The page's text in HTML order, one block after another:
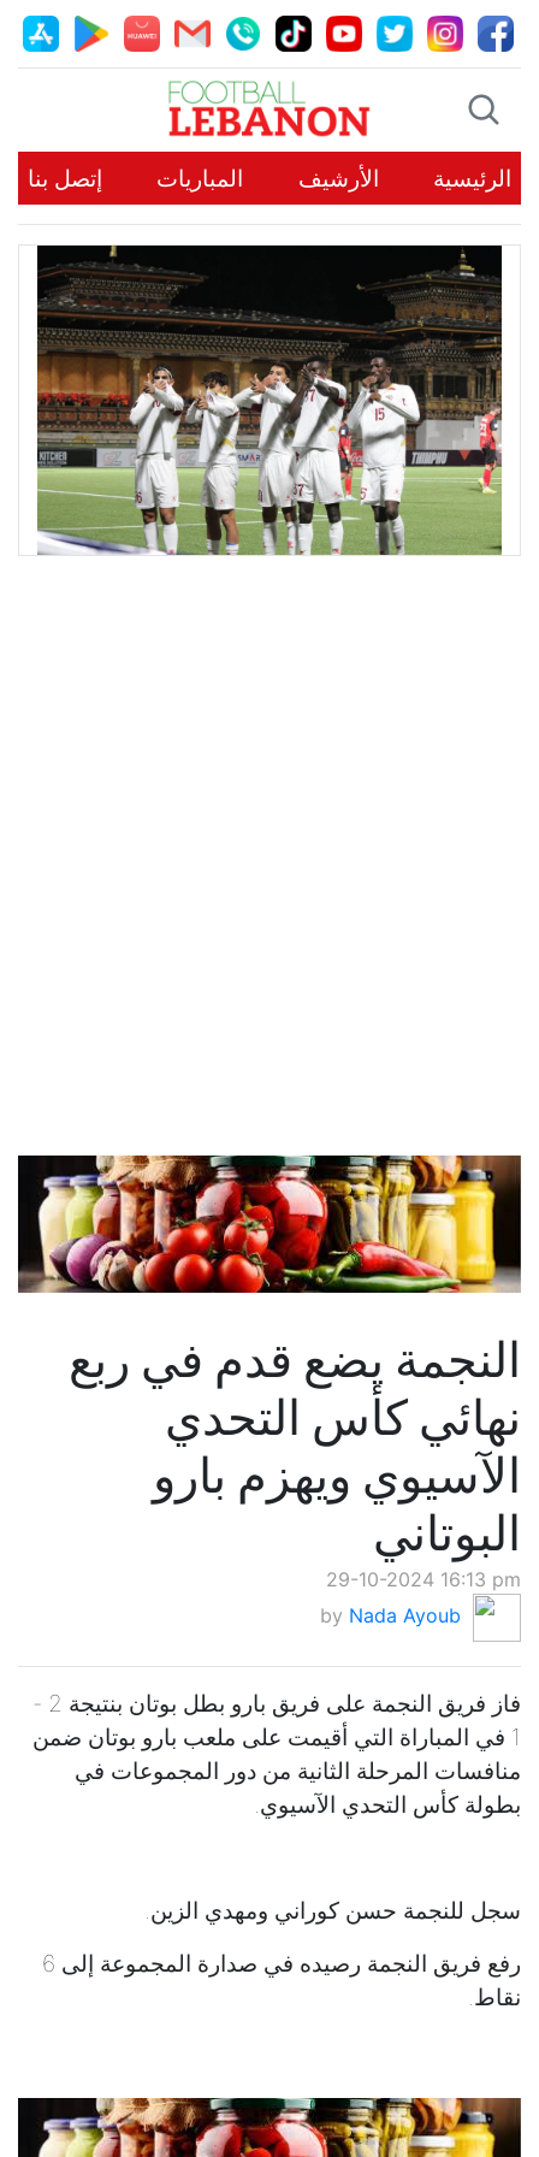
الرئيسية الأرشيف المباريات إتصل بنا
النجمة يضع قدم في ربع
نهائي كأس التحدي
الآسيوي ويهزم بارو
البوتاني
29-10-2024 16:13 pm
by Nada Ayoub
فاز فريق النجمة على فريق بارو بطل بوتان بنتيجة 2 -
1 في المباراة التي أقيمت على ملعب بارو بوتان ضمن
منافسات المرحلة الثانية من دور المجموعات في
بطولة كأس التحدي الآسيوي.
سجل للنجمة حسن كوراني ومهدي الزين.
رفع فريق النجمة رصيده في صدارة المجموعة إلى 6
نقاط.